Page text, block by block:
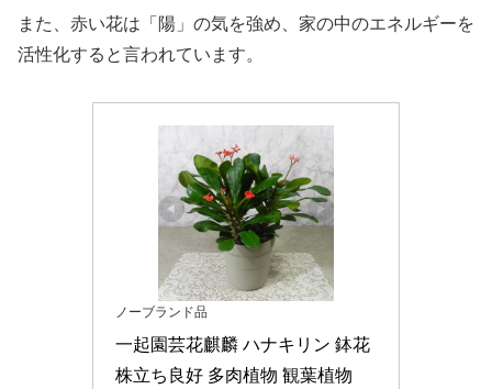
また、赤い花は「陽」の気を強め、家の中のエネルギーを
活性化すると言われています。
ノーブランド品
一起園芸花麒麟 ハナキリン 鉢花
株立ち良好 多肉植物 観葉植物